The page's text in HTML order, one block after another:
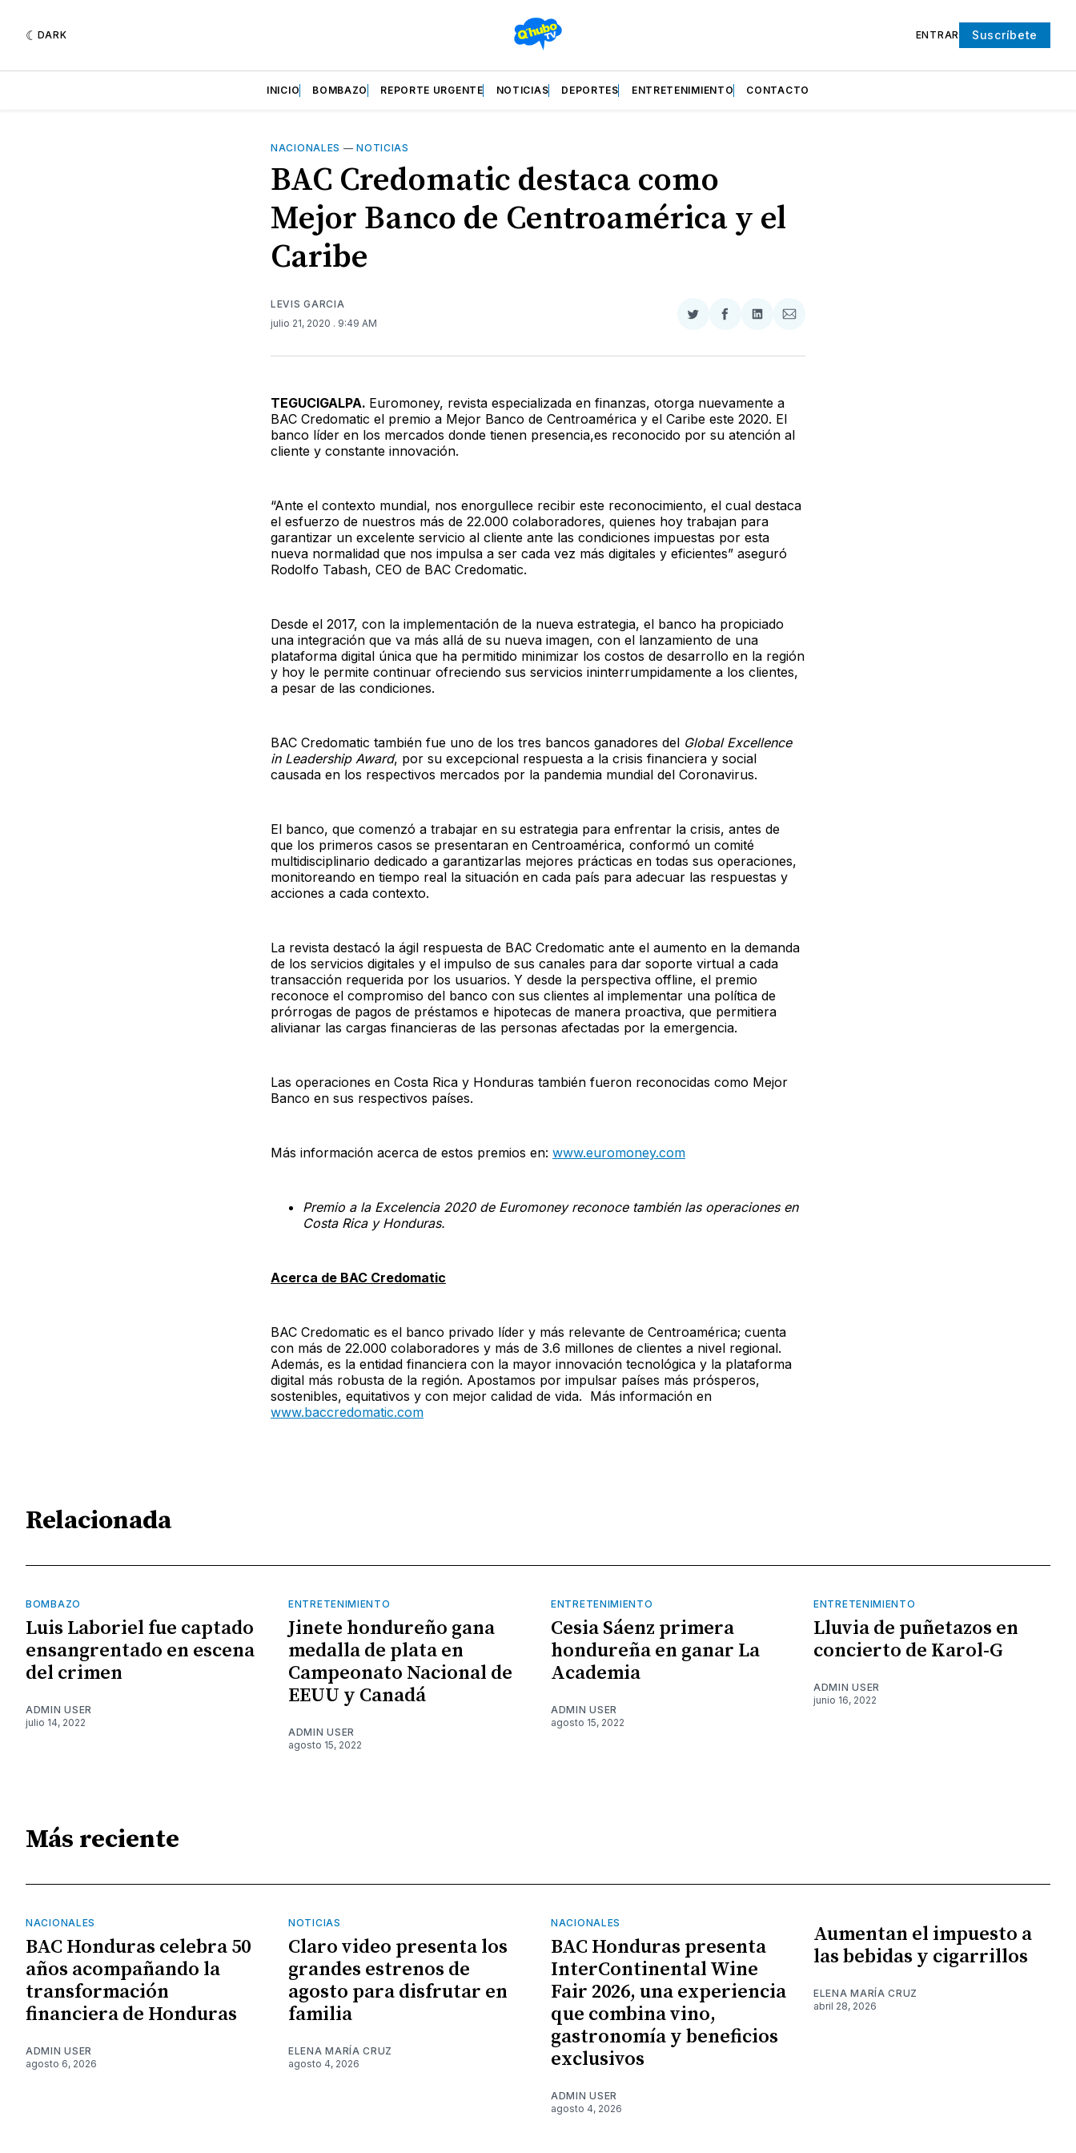
DARK ENTRAR Suscríbete
INICIO BOMBAZO REPORTE URGENTE NOTICIAS DEPORTES ENTRETENIMIENTO CONTACTO
NACIONALES —NOTICIAS
BAC Credomatic destaca como
Mejor Banco de Centroamérica y el
Caribe
LEVIS GARCIA
julio 21, 2020 . 9:49 AM
Compartir
Twitter
Compartir
Facebook
Compartir
LinkedIn
Compartir
Email
TEGUCIGALPA. Euromoney, revista especializada en finanzas, otorga nuevamente a
BAC Credomatic el premio a Mejor Banco de Centroamérica y el Caribe este 2020. El
banco líder en los mercados donde tienen presencia,es reconocido por su atención al
cliente y constante innovación.
“Ante el contexto mundial, nos enorgullece recibir este reconocimiento, el cual destaca
el esfuerzo de nuestros más de 22.000 colaboradores, quienes hoy trabajan para
garantizar un excelente servicio al cliente ante las condiciones impuestas por esta
nueva normalidad que nos impulsa a ser cada vez más digitales y eficientes” aseguró
Rodolfo Tabash, CEO de BAC Credomatic.
Desde el 2017, con la implementación de la nueva estrategia, el banco ha propiciado
una integración que va más allá de su nueva imagen, con el lanzamiento de una
plataforma digital única que ha permitido minimizar los costos de desarrollo en la región
y hoy le permite continuar ofreciendo sus servicios ininterrumpidamente a los clientes,
a pesar de las condiciones.
BAC Credomatic también fue uno de los tres bancos ganadores del Global Excellence
in Leadership Award, por su excepcional respuesta a la crisis financiera y social
causada en los respectivos mercados por la pandemia mundial del Coronavirus.
El banco, que comenzó a trabajar en su estrategia para enfrentar la crisis, antes de
que los primeros casos se presentaran en Centroamérica, conformó un comité
multidisciplinario dedicado a garantizarlas mejores prácticas en todas sus operaciones,
monitoreando en tiempo real la situación en cada país para adecuar las respuestas y
acciones a cada contexto.
La revista destacó la ágil respuesta de BAC Credomatic ante el aumento en la demanda
de los servicios digitales y el impulso de sus canales para dar soporte virtual a cada
transacción requerida por los usuarios. Y desde la perspectiva offline, el premio
reconoce el compromiso del banco con sus clientes al implementar una política de
prórrogas de pagos de préstamos e hipotecas de manera proactiva, que permitiera
alivianar las cargas financieras de las personas afectadas por la emergencia.
Las operaciones en Costa Rica y Honduras también fueron reconocidas como Mejor
Banco en sus respectivos países.
Más información acerca de estos premios en: www.euromoney.com
Premio a la Excelencia 2020 de Euromoney reconoce también las operaciones en
Costa Rica y Honduras.
Acerca de BAC Credomatic
BAC Credomatic es el banco privado líder y más relevante de Centroamérica; cuenta
con más de 22.000 colaboradores y más de 3.6 millones de clientes a nivel regional.
Además, es la entidad financiera con la mayor innovación tecnológica y la plataforma
digital más robusta de la región. Apostamos por impulsar países más prósperos,
sostenibles, equitativos y con mejor calidad de vida. Más información en
www.baccredomatic.com
Relacionada
BOMBAZO
Luis Laboriel fue captado
ensangrentado en escena
del crimen
ADMIN USER
julio 14, 2022
ENTRETENIMIENTO
Jinete hondureño gana
medalla de plata en
Campeonato Nacional de
EEUU y Canadá
ADMIN USER
agosto 15, 2022
ENTRETENIMIENTO
Cesia Sáenz primera
hondureña en ganar La
Academia
ADMIN USER
agosto 15, 2022
ENTRETENIMIENTO
Lluvia de puñetazos en
concierto de Karol-G
ADMIN USER
junio 16, 2022
Más reciente
NACIONALES
BAC Honduras celebra 50
años acompañando la
transformación
financiera de Honduras
ADMIN USER
agosto 6, 2026
NOTICIAS
Claro video presenta los
grandes estrenos de
agosto para disfrutar en
familia
ELENA MARÍA CRUZ
agosto 4, 2026
NACIONALES
BAC Honduras presenta
InterContinental Wine
Fair 2026, una experiencia
que combina vino,
gastronomía y beneficios
exclusivos
ADMIN USER
agosto 4, 2026
Aumentan el impuesto a
las bebidas y cigarrillos
ELENA MARÍA CRUZ
abril 28, 2026